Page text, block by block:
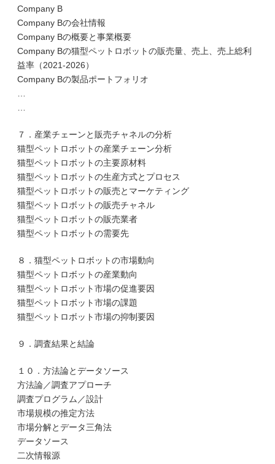
Company B
Company Bの会社情報
Company Bの概要と事業概要
Company Bの猫型ペットロボットの販売量、売上、売上総利
益率（2021-2026）
Company Bの製品ポートフォリオ
７．産業チェーンと販売チャネルの分析
猫型ペットロボットの産業チェーン分析
猫型ペットロボットの主要原材料
猫型ペットロボットの生産方式とプロセス
猫型ペットロボットの販売とマーケティング
猫型ペットロボットの販売チャネル
猫型ペットロボットの販売業者
猫型ペットロボットの需要先
８．猫型ペットロボットの市場動向
猫型ペットロボットの産業動向
猫型ペットロボット市場の促進要因
猫型ペットロボット市場の課題
猫型ペットロボット市場の抑制要因
９．調査結果と結論
１０．方法論とデータソース
方法論／調査アプローチ
調査プログラム／設計
市場規模の推定方法
市場分解とデータ三角法
データソース
二次情報源